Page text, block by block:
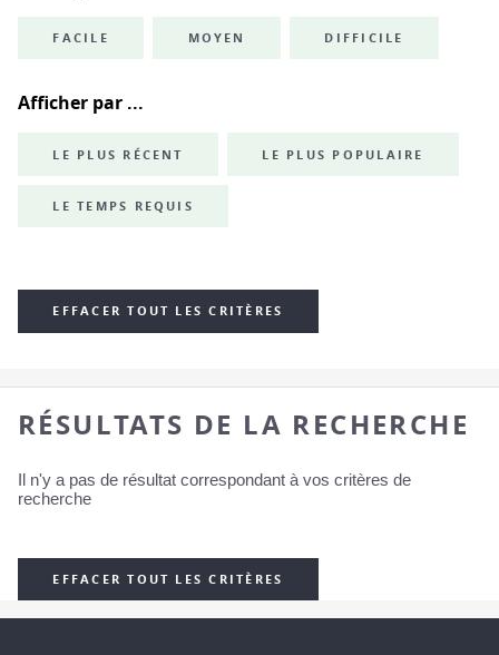
FACILE MOYEN DIFFICILE
Afficher par ...
LE PLUS RÉCENT LE PLUS POPULAIRE
LE TEMPS REQUIS
EFFACER TOUT LES CRITÈRES
RÉSULTATS DE LA RECHERCHE
Il n'y a pas de résultat correspondant à vos critères de
recherche
EFFACER TOUT LES CRITÈRES